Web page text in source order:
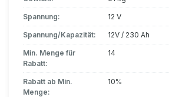
Spannung: 12 V
Spannung/Kapazität: 12V / 230 Ah
Min. Menge für
Rabatt:
14
Rabatt ab Min.
Menge:
10%